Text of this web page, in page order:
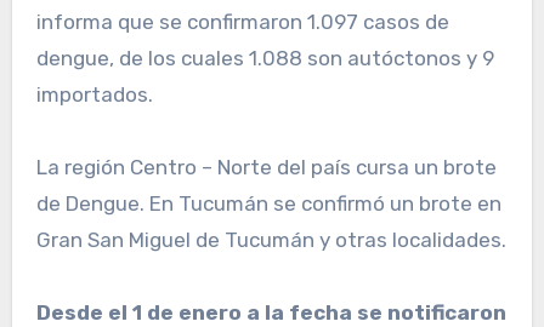
informa que se confirmaron 1.097 casos de
dengue, de los cuales 1.088 son autóctonos y 9
importados.
La región Centro – Norte del país cursa un brote
de Dengue. En Tucumán se confirmó un brote en
Gran San Miguel de Tucumán y otras localidades.
Desde el 1 de enero a la fecha se notificaron